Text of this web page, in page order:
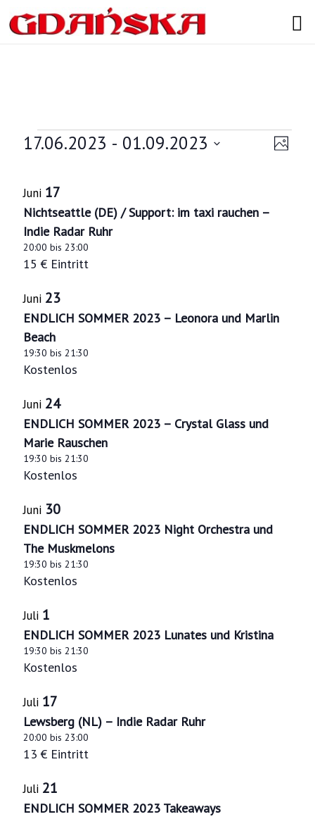
Search
Veranstaltungen
A
e
t
V
F
17.06.2023 - 01.09.2023
t
u
m
a
u
s
h
l
e
n
i
s
t
f
e
v
e
n
t
s
i
n
P
h
o
o
V
i
e
w
Juni 17
Nichtseattle (DE) / Support: im taxi rauchen –
Indie Radar Ruhr
20:00 bis 23:00
15 € Eintritt
Juni 23
ENDLICH SOMMER 2023 – Leonora und Marlin
Beach
19:30 bis 21:30
Kostenlos
Juni 24
ENDLICH SOMMER 2023 – Crystal Glass und
Marie Rauschen
19:30 bis 21:30
Kostenlos
Juni 30
ENDLICH SOMMER 2023 Night Orchestra und
The Muskmelons
19:30 bis 21:30
Kostenlos
Juli 1
ENDLICH SOMMER 2023 Lunates und Kristina
19:30 bis 21:30
Kostenlos
Juli 17
Lewsberg (NL) – Indie Radar Ruhr
20:00 bis 23:00
13 € Eintritt
Juli 21
ENDLICH SOMMER 2023 Takeaways